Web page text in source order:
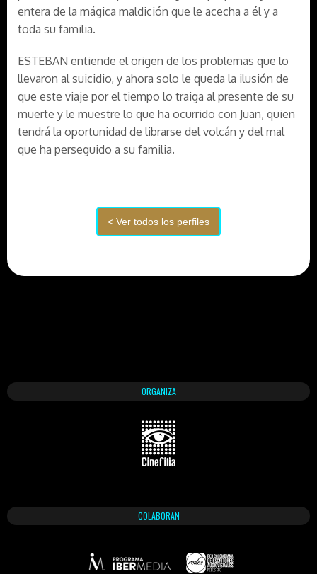
entera de la mágica maldición que le acecha a él y a
toda su familia.
ESTEBAN entiende el origen de los problemas que lo
llevaron al suicidio, y ahora solo le queda la ilusión de
que este viaje por el tiempo lo traiga al presente de su
muerte y le muestre lo que ha ocurrido con Juan, quien
tendrá la oportunidad de librarse del volcán y del mal
que ha perseguido a su familia.
ORGANIZA
COLABORAN